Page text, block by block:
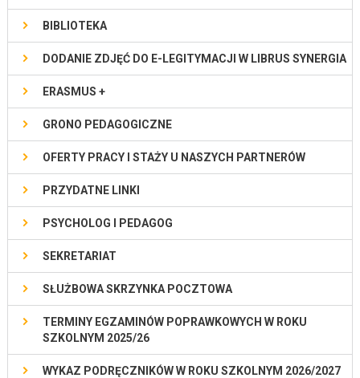
BIBLIOTEKA
DODANIE ZDJĘĆ DO E-LEGITYMACJI W LIBRUS SYNERGIA
ERASMUS +
GRONO PEDAGOGICZNE
OFERTY PRACY I STAŻY U NASZYCH PARTNERÓW
PRZYDATNE LINKI
PSYCHOLOG I PEDAGOG
SEKRETARIAT
SŁUŻBOWA SKRZYNKA POCZTOWA
TERMINY EGZAMINÓW POPRAWKOWYCH W ROKU
SZKOLNYM 2025/26
WYKAZ PODRĘCZNIKÓW W ROKU SZKOLNYM 2026/2027